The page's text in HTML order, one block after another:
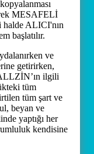
kopyalanması
MESAFELİ
ALICI'nın
başlatılır.
ve
getirirken,
ilgili
tüm
tüm şart ve
beyan ve
yaptığı her
kendisine